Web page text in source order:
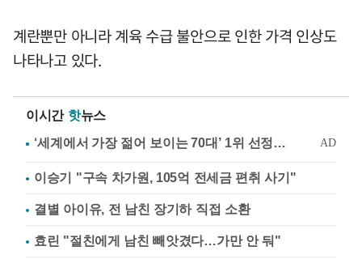
계란뿐만 아니라 계육 수급 불안으로 인한 가격 인상도
나타나고 있다.
이시간 핫뉴스
이승기 "구속 차가원, 105억 전세금 편취 사기"
결별 아이유, 전 남친 장기하 직접 소환
효린 "절친에게 남친 빼앗겼다…가만 안 둬"